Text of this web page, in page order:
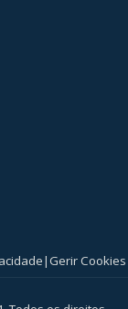
|Gerir Cookies